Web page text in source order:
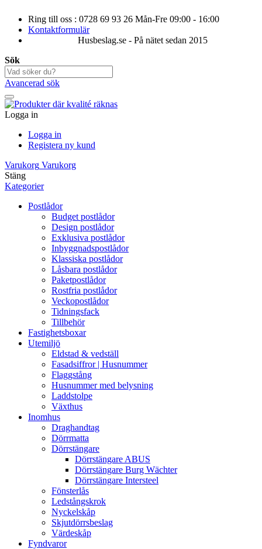
Ring till oss : 0728 69 93 26 Mån-Fre 09:00 - 16:00
Kontaktformulär
Husbeslag.se - På nätet sedan 2015
Sök
Avancerad sök
Logga in
Logga in
Registera ny kund
Varukorg Varukorg
Stäng
Kategorier
Postlådor
Budget postlådor
Design postlådor
Exklusiva postlådor
Inbyggnadspostlådor
Klassiska postlådor
Låsbara postlådor
Paketpostlådor
Rostfria postlådor
Veckopostlådor
Tidningsfack
Tillbehör
Fastighetsboxar
Utemiljö
Eldstad & vedställ
Fasadsiffror | Husnummer
Flaggstång
Husnummer med belysning
Laddstolpe
Växthus
Inomhus
Draghandtag
Dörrmatta
Dörrstängare
Dörrstängare ABUS
Dörrstängare Burg Wächter
Dörrstängare Intersteel
Fönsterlås
Ledstångskrok
Nyckelskåp
Skjutdörrsbeslag
Värdeskåp
Fyndvaror